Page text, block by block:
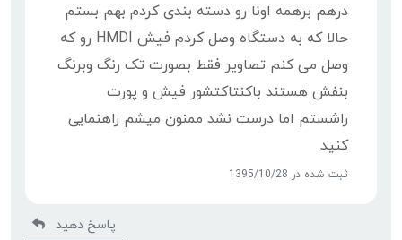
درهم برهمه اونا رو دسته بندی کردم بهم بستم
حالا که به دستگاه وصل کردم فیش HMDI رو که
وصل می کنم تصاویر فقط بصورت تک رنگ وبرنگ
بنفش هستند باکنتاکتشور فیش و پورت
راشستم اما درست نشد ممنون میشم راهنمایی
کنید
ثبت شده در 1395/10/28
پاسخ دهید